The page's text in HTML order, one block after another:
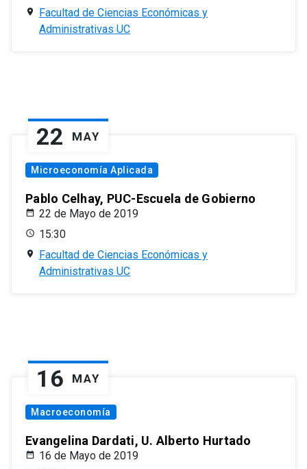
Facultad de Ciencias Económicas y
Administrativas UC
22 MAY
Microeconomía Aplicada
Pablo Celhay, PUC-Escuela de Gobierno
22 de Mayo de 2019
15:30
Facultad de Ciencias Económicas y
Administrativas UC
16 MAY
Macroeconomía
Evangelina Dardati, U. Alberto Hurtado
16 de Mayo de 2019